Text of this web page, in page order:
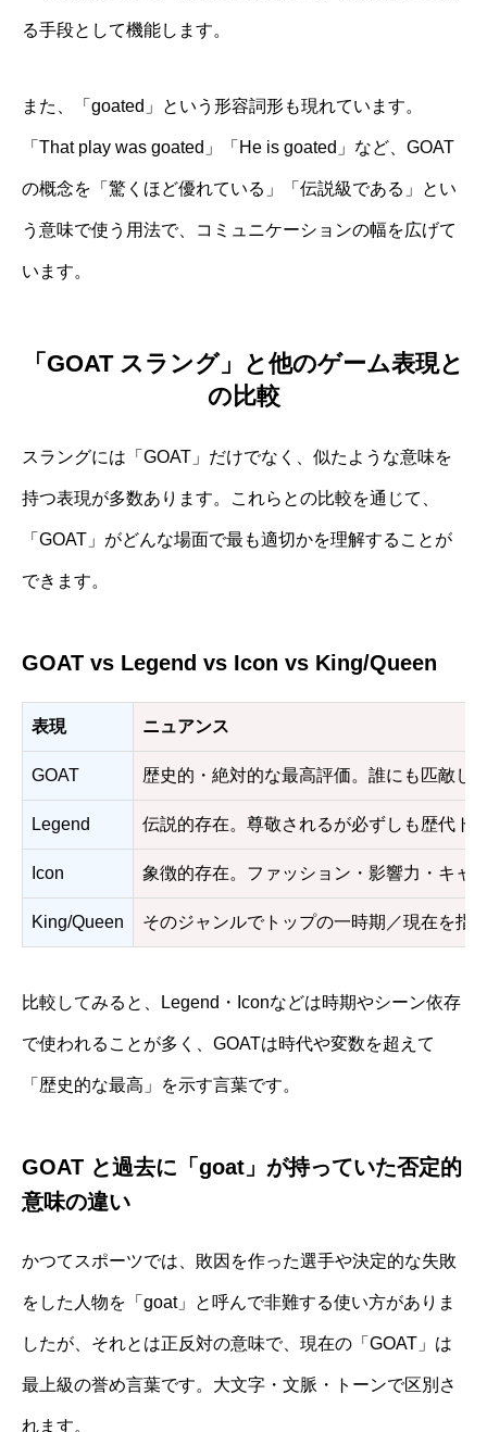
る手段として機能します。
また、「goated」という形容詞形も現れています。
「That play was goated」「He is goated」など、GOAT
の概念を「驚くほど優れている」「伝説級である」とい
う意味で使う用法で、コミュニケーションの幅を広げて
います。
「GOAT スラング」と他のゲーム表現と
の比較
スラングには「GOAT」だけでなく、似たような意味を
持つ表現が多数あります。これらとの比較を通じて、
「GOAT」がどんな場面で最も適切かを理解することが
できます。
GOAT vs Legend vs Icon vs King/Queen
表現 ニュアンス
GOAT 歴史的・絶対的な最高評価。誰にも匹敵し
Legend 伝説的存在。尊敬されるが必ずしも歴代ト
Icon 象徴的存在。ファッション・影響力・キャ
King/Queen そのジャンルでトップの一時期／現在を指
比較してみると、Legend・Iconなどは時期やシーン依存
で使われることが多く、GOATは時代や変数を超えて
「歴史的な最高」を示す言葉です。
GOAT と過去に「goat」が持っていた否定的
意味の違い
かつてスポーツでは、敗因を作った選手や決定的な失敗
をした人物を「goat」と呼んで非難する使い方がありま
したが、それとは正反対の意味で、現在の「GOAT」は
最上級の誉め言葉です。大文字・文脈・トーンで区別さ
れます。